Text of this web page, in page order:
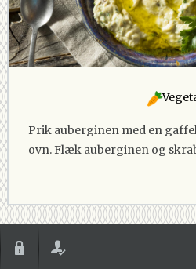
Prik auberginen med en
ovn. Flæk auberginen og